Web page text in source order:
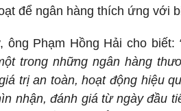
để ngân hàng thích ứng với
ông Phạm Hồng Hải cho biết:
trong những ngân hàng
trị an toàn, hoạt động hiệu
nhận, đánh giá từ ngày đầu